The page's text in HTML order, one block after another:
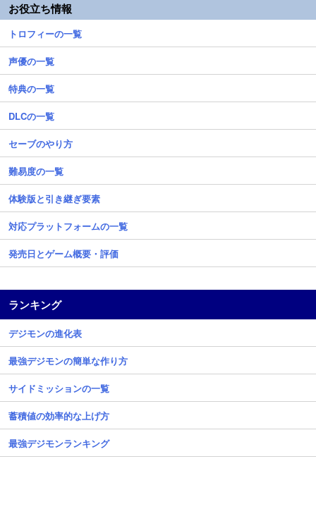
お役立ち情報
トロフィーの一覧
声優の一覧
特典の一覧
DLCの一覧
セーブのやり方
難易度の一覧
体験版と引き継ぎ要素
対応プラットフォームの一覧
発売日とゲーム概要・評価
ランキング
デジモンの進化表
最強デジモンの簡単な作り方
サイドミッションの一覧
蓄積値の効率的な上げ方
最強デジモンランキング